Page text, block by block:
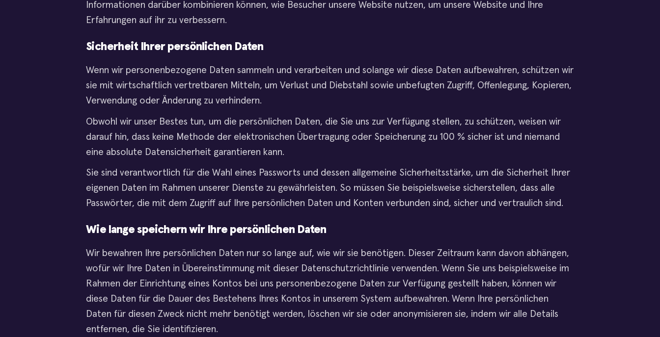
Informationen darüber kombinieren können, wie Besucher unsere Website nutzen, um unsere Website und Ihre
Erfahrungen auf ihr zu verbessern.
Sicherheit Ihrer persönlichen Daten
Wenn wir personenbezogene Daten sammeln und verarbeiten und solange wir diese Daten aufbewahren, schützen wir
sie mit wirtschaftlich vertretbaren Mitteln, um Verlust und Diebstahl sowie unbefugten Zugriff, Offenlegung, Kopieren,
Verwendung oder Änderung zu verhindern.
Obwohl wir unser Bestes tun, um die persönlichen Daten, die Sie uns zur Verfügung stellen, zu schützen, weisen wir
darauf hin, dass keine Methode der elektronischen Übertragung oder Speicherung zu 100 % sicher ist und niemand
eine absolute Datensicherheit garantieren kann.
Sie sind verantwortlich für die Wahl eines Passworts und dessen allgemeine Sicherheitsstärke, um die Sicherheit Ihrer
eigenen Daten im Rahmen unserer Dienste zu gewährleisten. So müssen Sie beispielsweise sicherstellen, dass alle
Passwörter, die mit dem Zugriff auf Ihre persönlichen Daten und Konten verbunden sind, sicher und vertraulich sind.
Wie lange speichern wir Ihre persönlichen Daten
Wir bewahren Ihre persönlichen Daten nur so lange auf, wie wir sie benötigen. Dieser Zeitraum kann davon abhängen,
wofür wir Ihre Daten in Übereinstimmung mit dieser Datenschutzrichtlinie verwenden. Wenn Sie uns beispielsweise im
Rahmen der Einrichtung eines Kontos bei uns personenbezogene Daten zur Verfügung gestellt haben, können wir
diese Daten für die Dauer des Bestehens Ihres Kontos in unserem System aufbewahren. Wenn Ihre persönlichen
Daten für diesen Zweck nicht mehr benötigt werden, löschen wir sie oder anonymisieren sie, indem wir alle Details
entfernen, die Sie identifizieren.